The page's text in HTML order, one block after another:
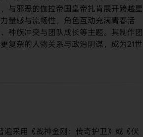
与邪恶的伽拉帝国皇帝扎肯展开跨越星
量感与流畅性，角色互动充满青春活
种族冲突与团队成长等主题。其制作团
复杂的人物关系与政治阴谋，成为21世
遍采用《战神金刚：传奇护卫》或《伏